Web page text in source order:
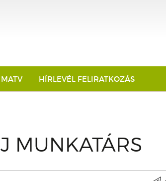
MATV HÍRLEVÉL FELIRATKOZÁS
MUNKATÁRS